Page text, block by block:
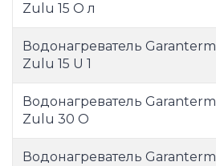
Zulu 15 O л
Водонагреватель Garanterm
Zulu 15 U 1
Водонагреватель Garanterm
Zulu 30 O
Водонагреватель Garanterm